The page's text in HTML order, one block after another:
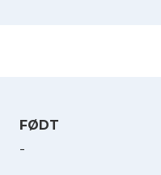
FØDT
-